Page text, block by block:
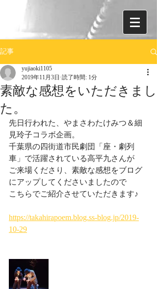
記事
素敵な感想をいただきまし
た。
yujiaoki1105
2019年11月3日 読了時間: 1分
先日行われた、やまさわたけみつ＆細
見玲子コラボ企画。
千葉県の四街道市民劇団「座・劇列
車」で活躍されている高平九さんが
ご来場くださり、素敵な感想をブログ
にアップしてくださいましたので
こちらでご紹介させていただきます♪
https://takahirapoem.blog.ss-blog.jp/2019-
10-29